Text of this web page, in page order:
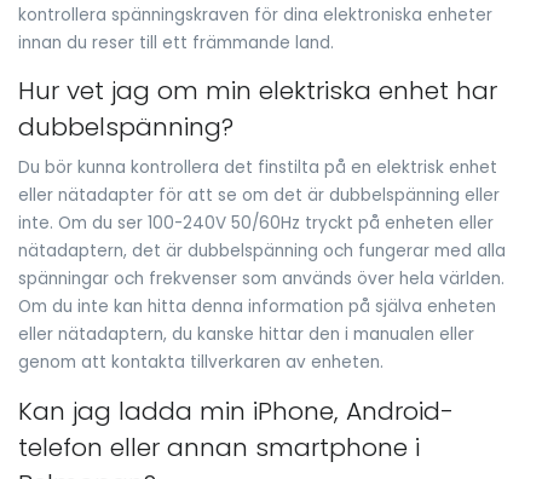
kontrollera spänningskraven för dina elektroniska enheter
innan du reser till ett främmande land.
Hur vet jag om min elektriska enhet har
dubbelspänning?
Du bör kunna kontrollera det finstilta på en elektrisk enhet
eller nätadapter för att se om det är dubbelspänning eller
inte. Om du ser 100-240V 50/60Hz tryckt på enheten eller
nätadaptern, det är dubbelspänning och fungerar med alla
spänningar och frekvenser som används över hela världen.
Om du inte kan hitta denna information på själva enheten
eller nätadaptern, du kanske hittar den i manualen eller
genom att kontakta tillverkaren av enheten.
Kan jag ladda min iPhone, Android-
telefon eller annan smartphone i